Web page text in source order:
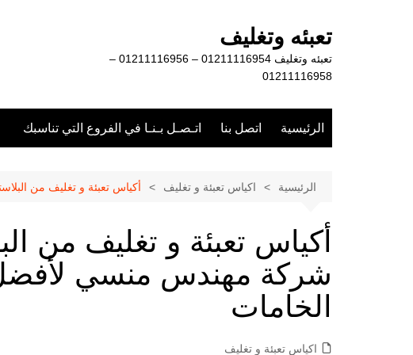
تعبئه وتغليف
تعبئه وتغليف 01211116954 – 01211116956 –
01211116958
الرئيسية اتصل بنا اتـصـل بـنـا في الفروع التي تناسبك
الرئيسية اكياس تعبئة و تغليف أكياس تعبئة و تغليف من
أكياس تعبئة و تغليف من
شركة مهندس منسي لأفضل
الخامات
اكياس تعبئة و تغليف